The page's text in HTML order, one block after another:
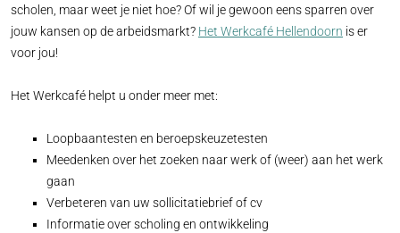
scholen, maar weet je niet hoe? Of wil je gewoon eens sparren over
jouw kansen op de arbeidsmarkt? Het Werkcafé Hellendoorn is er
voor jou!
Het Werkcafé helpt u onder meer met:
Loopbaantesten en beroepskeuzetesten
Meedenken over het zoeken naar werk of (weer) aan het werk
gaan
Verbeteren van uw sollicitatiebrief of cv
Informatie over scholing en ontwikkeling